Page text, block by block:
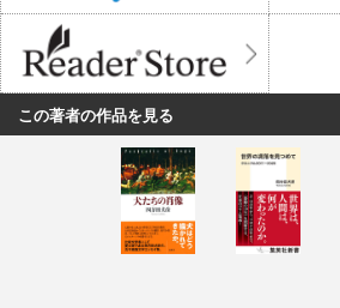
この著者の作品を見る